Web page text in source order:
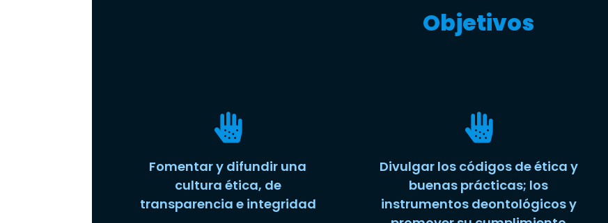
Objetivos
Fomentar y difundir una
cultura ética, de
transparencia e integridad
Divulgar los códigos de ética y
buenas prácticas; los
instrumentos deontológicos y